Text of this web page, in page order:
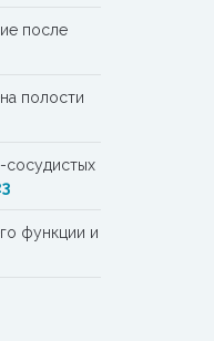
после
полости
сосудистых
функции и